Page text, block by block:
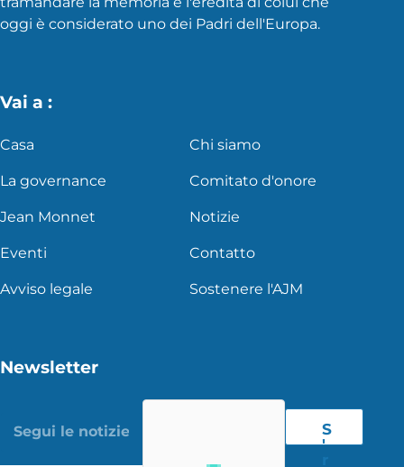
oggi è considerato uno dei Padri dell'Europa.
Vai a :
Casa Chi siamo
La governance Comitato d'onore
Jean Monnet Notizie
Eventi Contatto
Avviso legale Sostenere l'AJM
Newsletter
S
'